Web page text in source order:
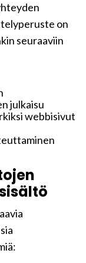
on
seuraaviin
julkaisu
webbisivut